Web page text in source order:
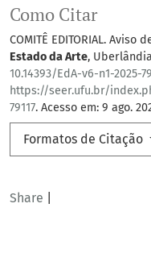
Como Citar
COMITÊ EDITORIAL. Aviso
Estado da Arte,
10.14393/EdA-v6-n1-2025-
https://seer.ufu.br/
79117. Acesso em: 9 ago.
Formatos de Citação
Share